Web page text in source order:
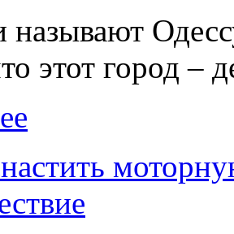
называют
этот город –